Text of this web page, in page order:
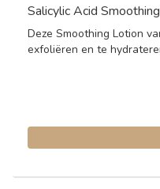
Salicylic Acid
Deze Smoothing Lotion
exfoliëren en te